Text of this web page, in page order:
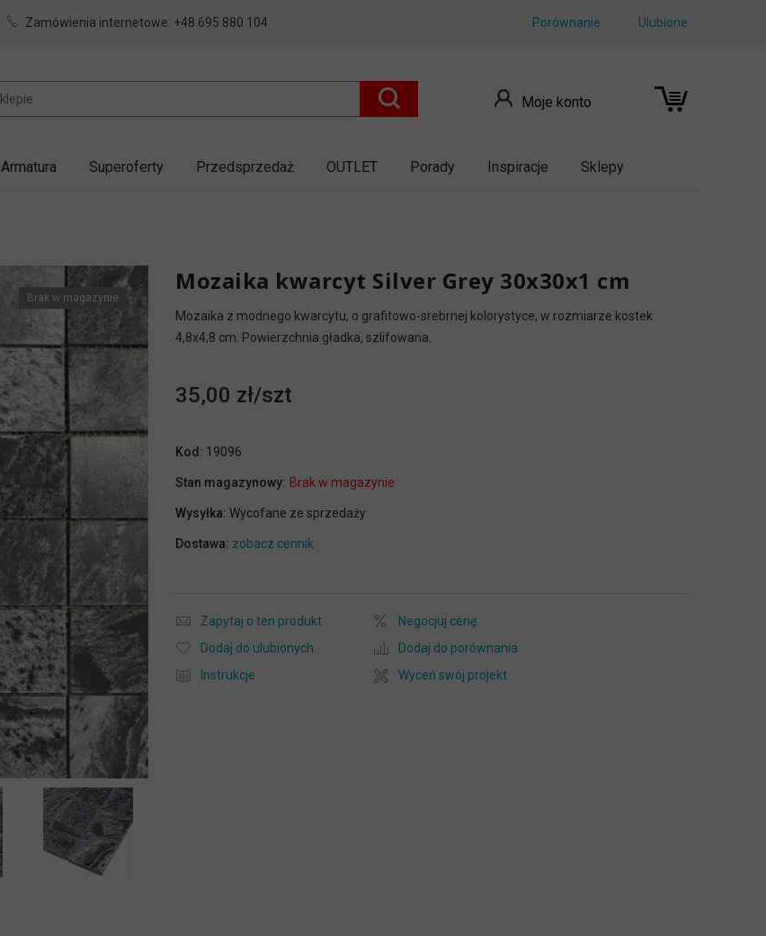
Zamówienia internetowe: +48 695 880 104 Ulubione
Porównanie
Moje konto
Armatura Superoferty Przedsprzedaż OUTLET Porady Inspiracje Sklepy
Brak w magazynie
Mozaika kwarcyt Silver Grey 30x30x1 cm
Mozaika z modnego kwarcytu, o grafitowo-srebrnej kolorystyce, w rozmiarze kostek
4,8x4,8 cm. Powierzchnia gładka, szlifowana.
35,00 zł
Kod: 19096
Stan magazynowy: Brak w magazynie
Wysyłka: Wycofane ze sprzedaży
Dostawa: zobacz cennik
Zapytaj o ten produkt
Negocjuj cenę
Dodaj do ulubionych
Dodaj do porównania
Instrukcje
Wyceń swój projekt